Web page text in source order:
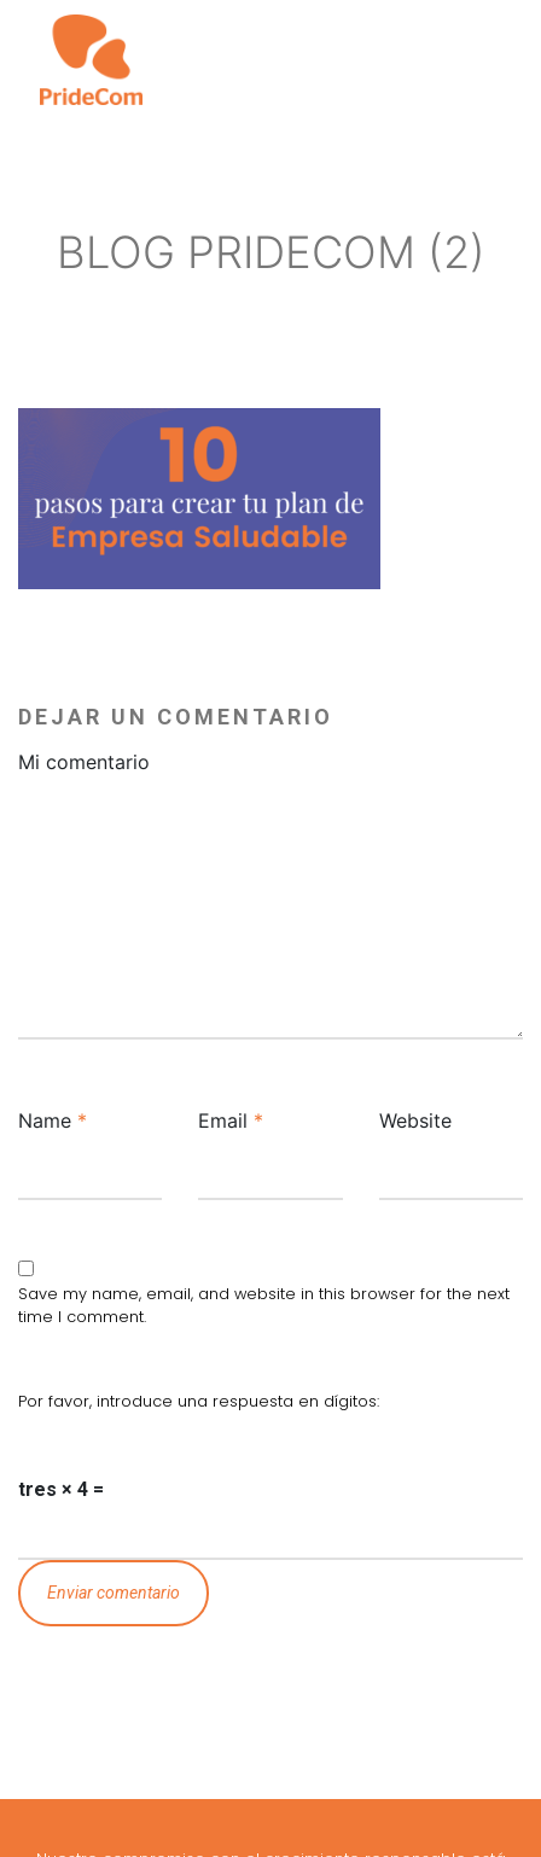
content
BLOG PRIDECOM (2)
DEJAR UN COMENTARIO
Mi comentario
Name * Email * Website
Save my name, email, and website in this browser for the next
time I comment.
Por favor, introduce una respuesta en dígitos:
tres × 4 =